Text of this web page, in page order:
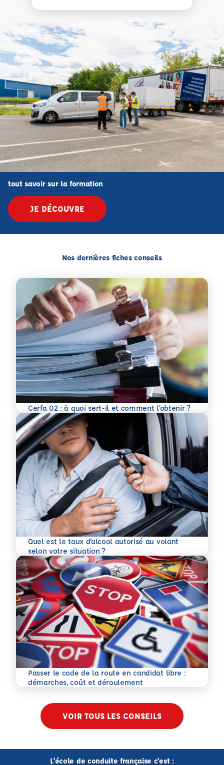
tout savoir sur la formation
JE DÉCOUVRE
Nos dernières fiches conseils
Cerfa 02 : à quoi sert-il et comment l’obtenir ?
En savoir plus
Quel est le taux d’alcool autorisé au volant
selon votre situation ?
En savoir plus
Passer le code de la route en candidat libre :
démarches, coût et déroulement
En savoir plus
VOIR TOUS LES CONSEILS
L'école de conduite française c'est :